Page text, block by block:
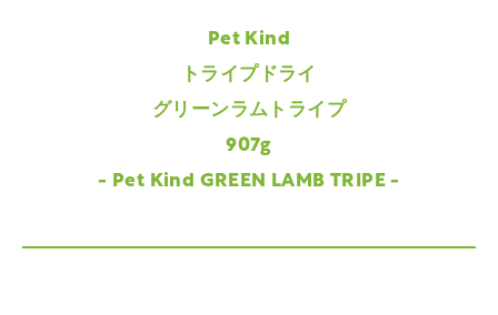
Pet Kind
トライプドライ
グリーンラムトライプ
907g
- Pet Kind GREEN LAMB TRIPE -